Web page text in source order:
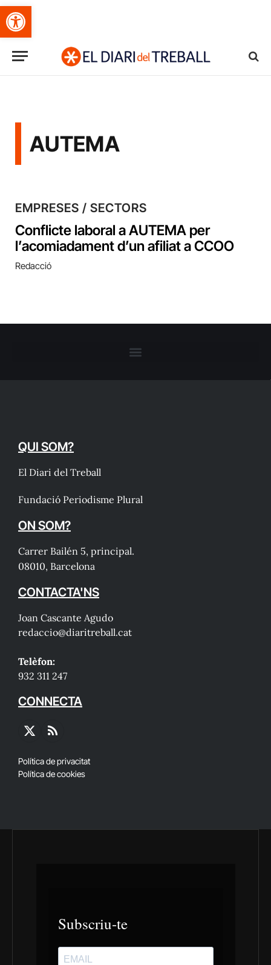
Obre la barra d'eines
AUTEMA
EMPRESES / SECTORS
Conflicte laboral a AUTEMA per
l’acomiadament d’un afiliat a CCOO
Redacció
QUI SOM?
El Diari del Treball
Fundació Periodisme Plural
ON SOM?
Carrer Bailén 5, principal.
08010, Barcelona
CONTACTA'NS
Joan Cascante Agudo
redaccio@diaritreball.cat
Telèfon:
932 311 247
CONNECTA
X
RSS
Política de privacitat
Política de cookies